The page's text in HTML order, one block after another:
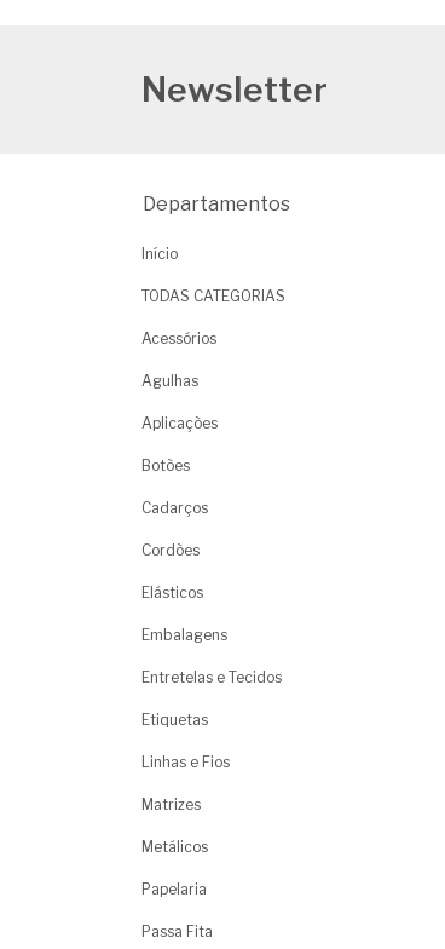
Newsletter
Departamentos
Início
TODAS CATEGORIAS
Acessórios
Agulhas
Aplicações
Botões
Cadarços
Cordões
Elásticos
Embalagens
Entretelas e Tecidos
Etiquetas
Linhas e Fios
Matrizes
Metálicos
Papelaria
Passa Fita